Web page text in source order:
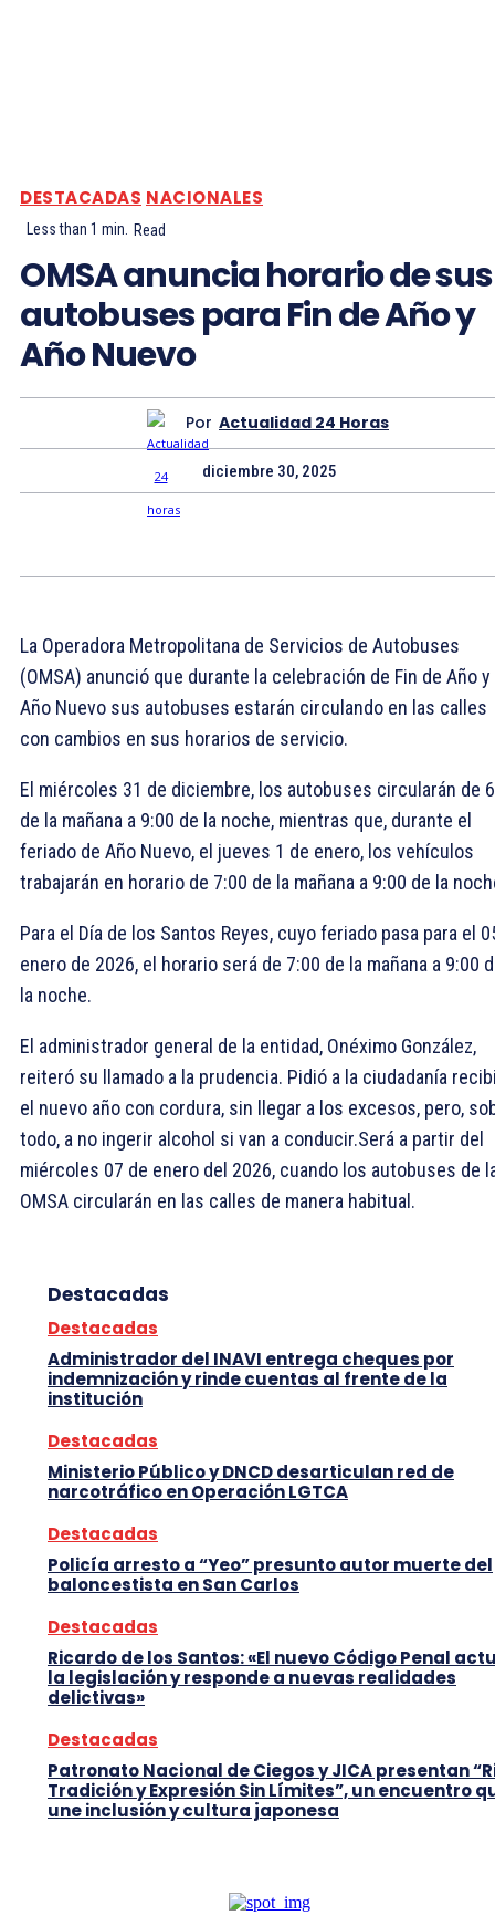
DESTACADAS NACIONALES
Less than 1 min. Read
OMSA anuncia horario de sus
autobuses para Fin de Año y
Año Nuevo
Por Actualidad 24 Horas
diciembre 30, 2025
La Operadora Metropolitana de Servicios de Autobuses
(OMSA) anunció que durante la celebración de Fin de Año y
Año Nuevo sus autobuses estarán circulando en las calles
con cambios en sus horarios de servicio.
El miércoles 31 de diciembre, los autobuses circularán de
de la mañana a 9:00 de la noche, mientras que, durante el
feriado de Año Nuevo, el jueves 1 de enero, los vehículos
trabajarán en horario de 7:00 de la mañana a 9:00 de la
Para el Día de los Santos Reyes, cuyo feriado pasa para el
enero de 2026, el horario será de 7:00 de la mañana a 9:00
la noche.
El administrador general de la entidad, Onéximo González,
reiteró su llamado a la prudencia. Pidió a la ciudadanía
el nuevo año con cordura, sin llegar a los excesos, pero,
todo, a no ingerir alcohol si van a conducir.Será a partir del
miércoles 07 de enero del 2026, cuando los autobuses de
OMSA circularán en las calles de manera habitual.
Destacadas
Destacadas
Administrador del INAVI entrega cheques por
indemnización y rinde cuentas al frente de la
institución
Destacadas
Ministerio Público y DNCD desarticulan red de
narcotráfico en Operación LGTCA
Destacadas
Policía arresto a “Yeo” presunto autor muerte del
baloncestista en San Carlos
Destacadas
Ricardo de los Santos: «El nuevo Código Penal
la legislación y responde a nuevas realidades
delictivas»
Destacadas
Patronato Nacional de Ciegos y JICA presentan
Tradición y Expresión Sin Límites”, un encuentro
une inclusión y cultura japonesa